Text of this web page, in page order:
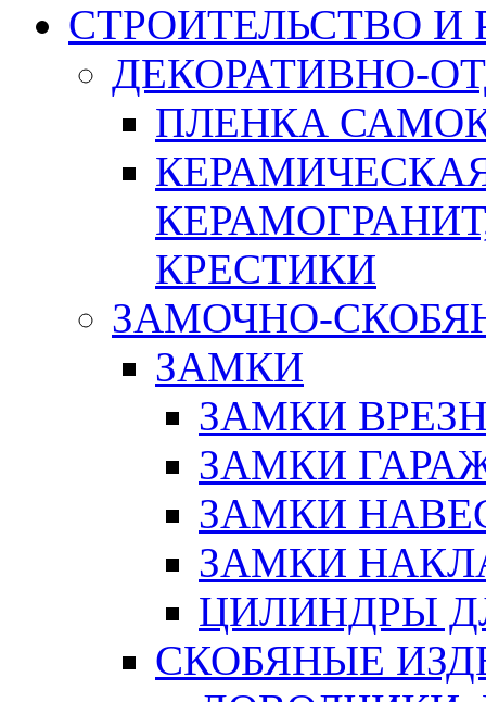
СТРОИТЕЛЬСТВО И
ДЕКОРАТИВНО-
ПЛЕНКА
КРЕСТИКИ
ЗАМОЧНО-
ЗАМКИ
ЗАМКИ
ЗАМКИ
ЗАМКИ
ЗАМКИ
ЦИЛИНДРЫ
СКОБЯНЫЕ